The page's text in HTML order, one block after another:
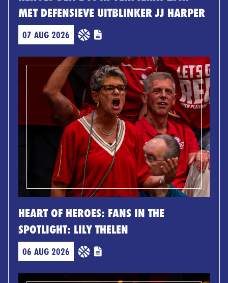
MET DEFENSIEVE UITBLINKER JJ HARPER
07 AUG 2026
HEART OF HEROES: FANS IN THE
SPOTLIGHT: LILY THELEN
06 AUG 2026